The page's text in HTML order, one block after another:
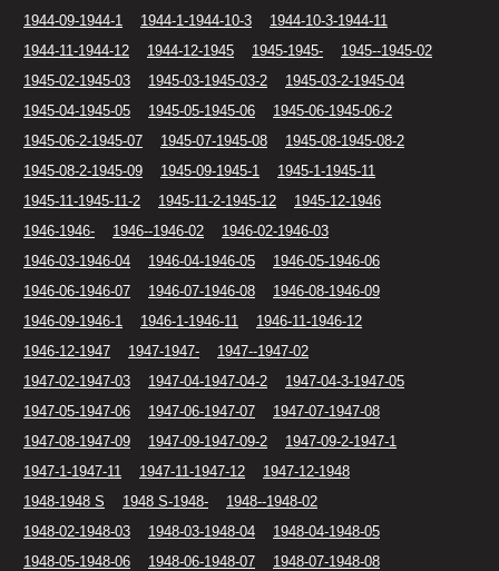
1944-09-1944-1
1944-1-1944-10-3
1944-10-3-1944-11
1944-11-1944-12
1944-12-1945 1945-1945-
1945--1945-02
1945-02-1945-03
1945-03-1945-03-2
1945-03-2-1945-04
1945-04-1945-05
1945-05-1945-06
1945-06-1945-06-2
1945-06-2-1945-07
1945-07-1945-08
1945-08-1945-08-2
1945-08-2-1945-09
1945-09-1945-1
1945-1-1945-11
1945-11-1945-11-2
1945-11-2-1945-12
1945-12-1946
1946-1946-
1946--1946-02
1946-02-1946-03
1946-03-1946-04
1946-04-1946-05
1946-05-1946-06
1946-06-1946-07
1946-07-1946-08
1946-08-1946-09
1946-09-1946-1
1946-1-1946-11
1946-11-1946-12
1946-12-1947
1947-1947-
1947--1947-02
1947-02-1947-03
1947-04-1947-04-2
1947-04-3-1947-05
1947-05-1947-06
1947-06-1947-07
1947-07-1947-08
1947-08-1947-09
1947-09-1947-09-2
1947-09-2-1947-1
1947-1-1947-11
1947-11-1947-12
1947-12-1948
1948-1948 S
1948 S-1948-
1948--1948-02
1948-02-1948-03
1948-03-1948-04
1948-04-1948-05
1948-05-1948-06
1948-06-1948-07
1948-07-1948-08